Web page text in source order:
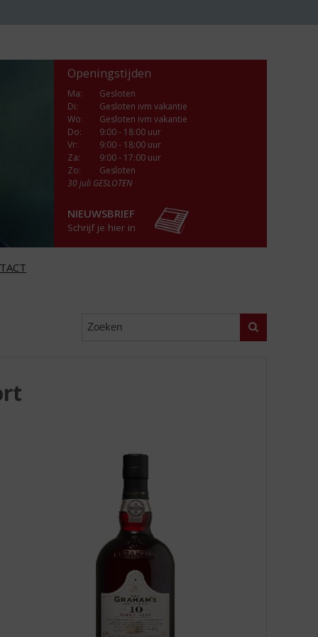
Openingstijden
Ma:
Gesloten
Di:
Gesloten ivm vakantie
Wo:
Gesloten ivm vakantie
Do:
9:00 - 18:00 uur
Vr:
9:00 - 18:00 uur
Za:
9:00 - 17:00 uur
Zo:
Gesloten
30 juli GESLOTEN
NIEUWSBRIEF
Schrijf je hier in
Zoeken